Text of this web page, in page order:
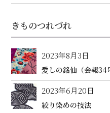
きものつれづれ
2023年8月3日
愛しの銘仙（会報34
2023年6月20日
絞り染めの技法